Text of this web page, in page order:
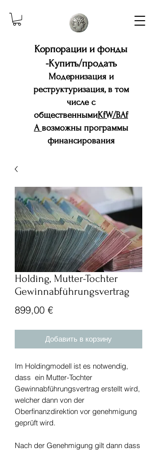
Корпорации и фонды
-Купить/продать
Модернизация и
реструктуризация, в том
числе с
общественнымиKfW/BAf
Aвозможны программы
финансирования
Holding, Mutter-Tochter
Gewinnabführungsvertrag
899,00 €Цена
Добавить в корзину
Im Holdingmodell ist es notwendig,
dass ein Mutter-Tochter
Gewinnabführungsvertrag erstellt wird,
welcher dann von der
Oberfinanzdirektion vor genehmigung
geprüft wird.
Nach der Genehmigung gilt dann dass